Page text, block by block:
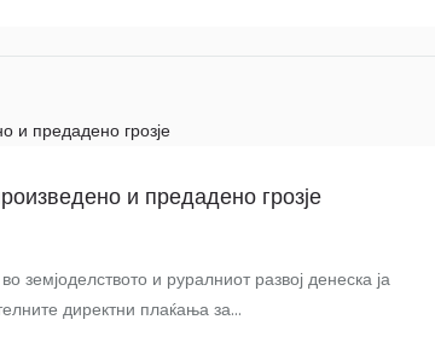
и предадено грозје
земјоделството и руралниот развој денеска ја
директни плаќања за...